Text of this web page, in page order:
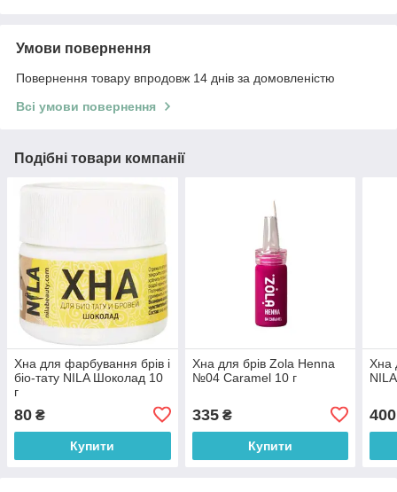
Умови повернення
Повернення товару впродовж 14 днів за домовленістю
Всі умови повернення
Подібні товари компанії
Хна для фарбування брів і
біо-тату NILA Шоколад 10
г
80 ₴
Купити
Хна для брів Zola Henna
№04 Caramel 10 г
335₴
Купити
Хна
400